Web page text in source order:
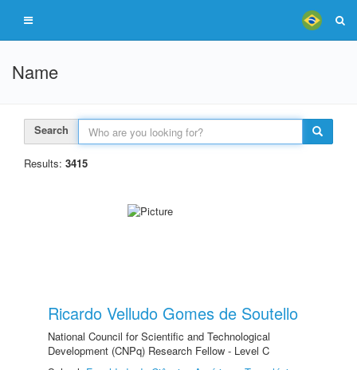
Name
Search
Results: 3415
Ricardo Velludo Gomes de Soutello
National Council for Scientific and Technological
Development (CNPq) Research Fellow - Level C